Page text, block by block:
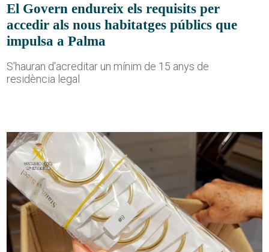
El Govern endureix els requisits per
accedir als nous habitatges públics que
impulsa a Palma
S'hauran d'acreditar un mínim de 15 anys de
residència legal